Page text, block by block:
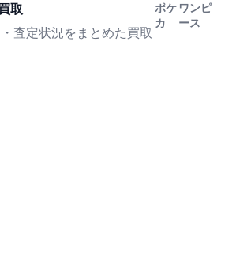
取
査定状況をまとめた買取
ポケ
カ
ワンピ
ース